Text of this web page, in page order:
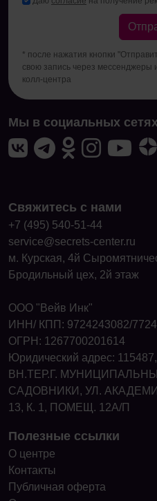
* после нажатия кнопки
свою запись через мессенджеры
колл-центра
Мы в социальных сетях
Свяжитесь с нами
+7 (495) 540-51-44
service@secrets-center.ru
м. Курская, 4й
Бродильный цех, 2й этаж
ООО "Вейв Инк"
ИНН/ КПП: 9724243082/
ОГРН: 1267700201614
Юридический адрес:
ВН.ТЕР.Г.
САДОВНИКИ, УЛ.
13, К. 1, ПОМЕЩ. 12А/П
Полезные ссылки
О центре
Контакты
Публичная оферта